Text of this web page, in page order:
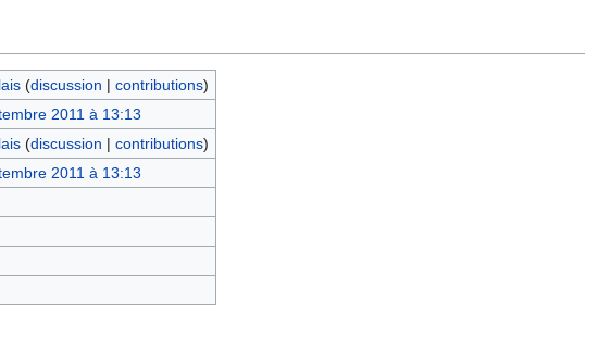
(discussion | contributions)
2011 à 13:13
(discussion | contributions)
2011 à 13:13